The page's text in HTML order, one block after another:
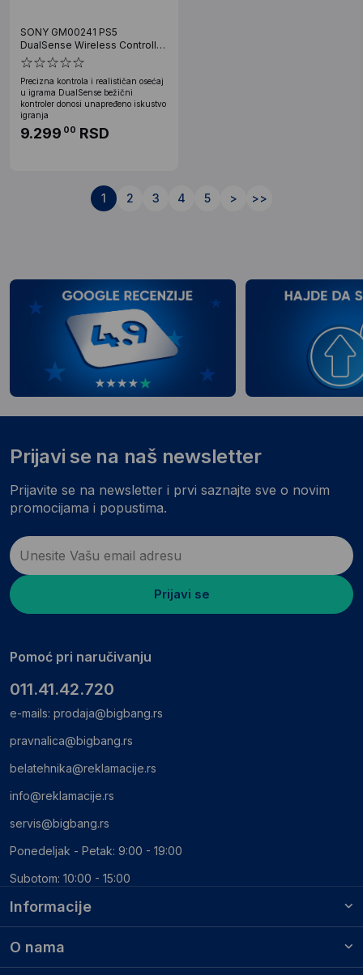
SONY GM00241 PS5
DualSense Wireless Controller
Grey Camo CFI-ZCT2W/EAS
Precizna kontrola i realističan osećaj
u igrama DualSense bežični
kontroler donosi unapređeno iskustvo
igranja
9.299 00 RSD
1 2 3 4 5 > >>
Informacije
O nama
Prijavi se na naš newsletter
Prijavite se na newsletter i prvi saznajte sve o novim
promocijama i popustima.
Prijavi se
Pomoć pri naručivanju
011.41.42.720
e-mails: prodaja@bigbang.rs
pravnalica@bigbang.rs
belatehnika@reklamacije.rs
info@reklamacije.rs
servis@bigbang.rs
Ponedeljak - Petak: 9:00 - 19:00
Subotom: 10:00 - 15:00